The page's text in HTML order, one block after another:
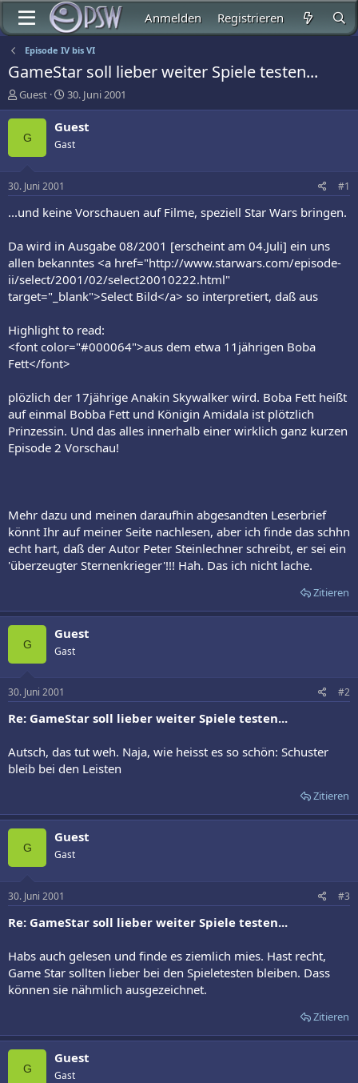
Anmelden Registrieren
Episode IV bis VI
GameStar soll lieber weiter Spiele testen...
E
r
s
e
r
Guest
E
r
s
e
t
a
30. Juni 2001
G
Guest
Gast
30. Juni 2001 #1
...und keine Vorschauen auf Filme, speziell Star Wars bringen.
Da wird in Ausgabe 08/2001 [erscheint am 04.Juli] ein uns
allen bekanntes <a href="http://www.starwars.com/episode-
ii/select/2001/02/select20010222.html"
target="_blank">Select Bild</a> so interpretiert, daß aus
Highlight to read:
<font color="#000064">aus dem etwa 11jährigen Boba
Fett</font>
plözlich der 17jährige Anakin Skywalker wird. Boba Fett heißt
auf einmal Bobba Fett und Königin Amidala ist plötzlich
Prinzessin. Und das alles innerhalb einer wirklich ganz kurzen
Episode 2 Vorschau!
Mehr dazu und meinen daraufhin abgesandten Leserbrief
könnt Ihr auf meiner Seite nachlesen, aber ich finde das schhn
echt hart, daß der Autor Peter Steinlechner schreibt, er sei ein
'überzeugter Sternenkrieger'!!! Hah. Das ich nicht lache.
Zitieren
G
Guest
Gast
30. Juni 2001 #2
Re: GameStar soll lieber weiter Spiele testen...
Autsch, das tut weh. Naja, wie heisst es so schön: Schuster
bleib bei den Leisten
Zitieren
G
Guest
Gast
30. Juni 2001 #3
Re: GameStar soll lieber weiter Spiele testen...
Habs auch gelesen und finde es ziemlich mies. Hast recht,
Game Star sollten lieber bei den Spieletesten bleiben. Dass
können sie nähmlich ausgezeichnet.
Zitieren
G
Guest
Gast